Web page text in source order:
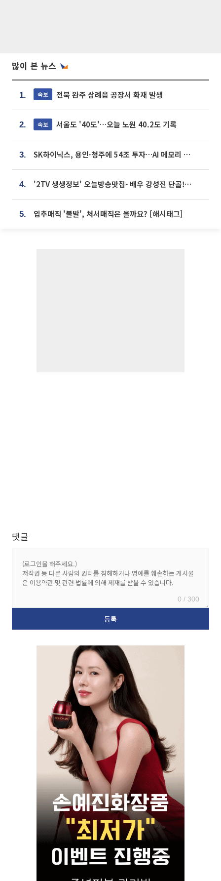
많이 본 뉴스
1. 속보 전북 완주 삼례읍 공장서 화재 발생
2. 속보 서울도 '40도'…오늘 노원 40.2도 기록
3. SK하이닉스, 용인·청주에 54조 투자…AI 메모리 생산기지 키운다
4. '2TV 생생정보' 오늘방송맛집- 배우 강성진 단골! 쌀국수ㆍ푸팟퐁 커리 맛집 '블○○○'
5. 입추매직 '불발', 처서매직은 올까요? [해시태그]
댓글
0 / 300